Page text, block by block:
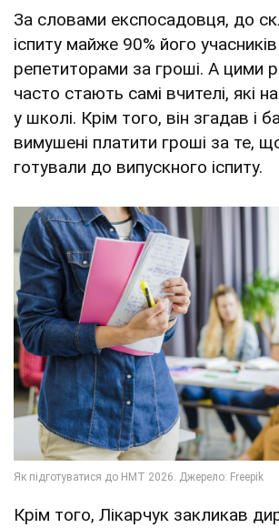
За словами експосадовця, до
іспиту майже 90% його
репетиторами за гроші. А цими
часто стають самі вчителі, які
у школі. Крім того, він згадав і
вимушені платити гроші за те,
готували до випускного іспиту.
Крім того, Лікарчук закликав